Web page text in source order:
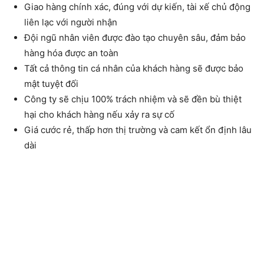
Giao hàng chính xác, đúng với dự kiến, tài xế chủ động
liên lạc với người nhận
Đội ngũ nhân viên được đào tạo chuyên sâu, đảm bảo
hàng hóa được an toàn
Tất cả thông tin cá nhân của khách hàng sẽ được bảo
mật tuyệt đối
Công ty sẽ chịu 100% trách nhiệm và sẽ đền bù thiệt
hại cho khách hàng nếu xảy ra sự cố
Giá cước rẻ, thấp hơn thị trường và cam kết ổn định lâu
dài